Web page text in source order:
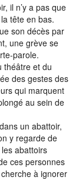
il n’y a pas que
tête en bas.
son décès par
une grève se
parole.
théâtre et du
des gestes des
qui marquent
au sein de
un abattoir,
y regarde de
abattoirs
ces personnes
à ignorer